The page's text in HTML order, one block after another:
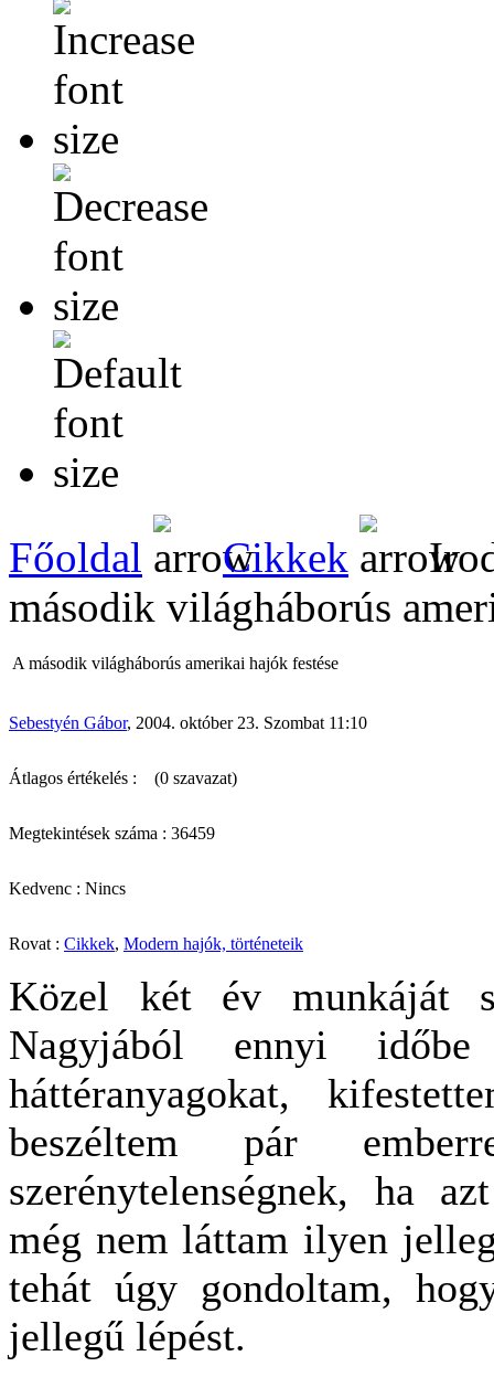
Főoldal Cikkek
második világháborús
A második világháborús amerikai hajók festése
Sebestyén Gábor, 2004. október 23. Szombat 11:10
Átlagos értékelés : (0 szavazat)
Megtekintések száma : 36459
Kedvenc : Nincs
Rovat : Cikkek, Modern hajók, történeteik
Közel két év munkáját
Nagyjából ennyi
háttéranyagokat,
beszéltem pár
szerénytelenségnek, ha
még nem láttam ilyen
tehát úgy gondoltam,
jellegű lépést.